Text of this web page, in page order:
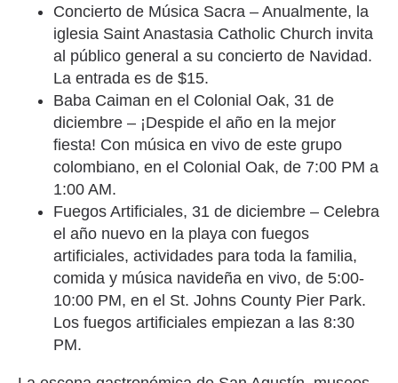
Concierto de Música Sacra – Anualmente, la
iglesia Saint Anastasia Catholic Church invita
al público general a su concierto de Navidad.
La entrada es de $15.
Baba Caiman en el Colonial Oak, 31 de
diciembre – ¡Despide el año en la mejor
fiesta! Con música en vivo de este grupo
colombiano, en el Colonial Oak, de 7:00 PM a
1:00 AM.
Fuegos Artificiales, 31 de diciembre – Celebra
el año nuevo en la playa con fuegos
artificiales, actividades para toda la familia,
comida y música navideña en vivo, de 5:00-
10:00 PM, en el St. Johns County Pier Park.
Los fuegos artificiales empiezan a las 8:30
PM.